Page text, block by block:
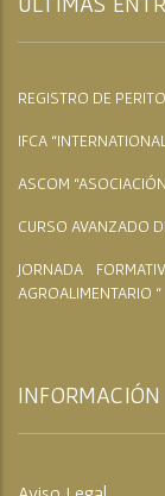
REGISTRO DE
IFCA
ASCOM
CURSO AVANZADO
JORNADA
AGROALIMENTARIO “
INFORMACIÓN